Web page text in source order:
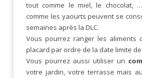
tout comme le miel, le chocolat,
comme les yaourts peuvent se
semaines après la DLC.
Vous pourrez ranger les aliments
placard par ordre de la date limite
Vous pourrez aussi utiliser un
votre jardin, votre terrasse mais